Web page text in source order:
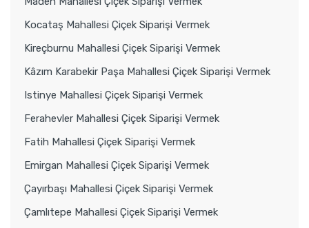
Kocataş Mahallesi Çiçek Siparişi Vermek
Kireçburnu Mahallesi Çiçek Siparişi Vermek
Kâzım Karabekir Paşa Mahallesi Çiçek Siparişi Vermek
Istinye Mahallesi Çiçek Siparişi Vermek
Ferahevler Mahallesi Çiçek Siparişi Vermek
Fatih Mahallesi Çiçek Siparişi Vermek
Emirgan Mahallesi Çiçek Siparişi Vermek
Çayırbaşı Mahallesi Çiçek Siparişi Vermek
Çamlıtepe Mahallesi Çiçek Siparişi Vermek